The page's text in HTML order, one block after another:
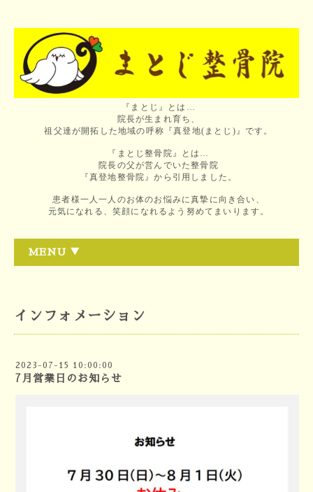
『まとじ』とは…
院長が生まれ育ち、
祖父達が開拓した地域の呼称『真登地(まとじ)』です。
『まとじ整骨院』とは…
院長の父が営んでいた整骨院
『真登地整骨院』から引用しました。
患者様一人一人のお体のお悩みに真摯に向き合い、
元気になれる、笑顔になれるよう努めてまいります。
MENU ▼
インフォメーション
2023-07-15 10:00:00
7月営業日のお知らせ